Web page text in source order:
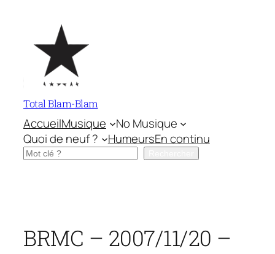
contenu
Total Blam-Blam
AccueilMusique
No Musique
Quoi de neuf ?
HumeursEn continu
Rechercher
BRMC – 2007/11/20 –